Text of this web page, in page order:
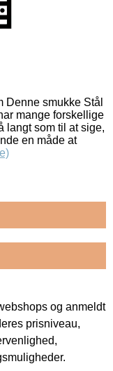
Denne smukke Stål
mange forskellige
langt som til at sige,
en måde at
og anmeldt
prisniveau,